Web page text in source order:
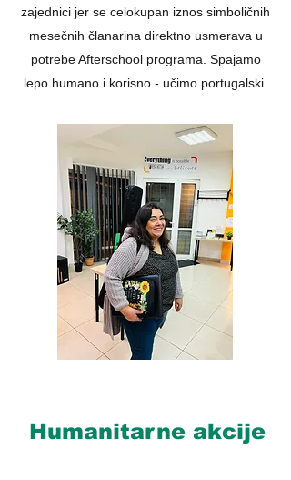
zajednici jer se celokupan iznos simboličnih
mesečnih članarina direktno usmerava u
potrebe Afterschool programa. Spajamo
lepo humano i korisno - učimo portugalski.
Humanitarne akcije